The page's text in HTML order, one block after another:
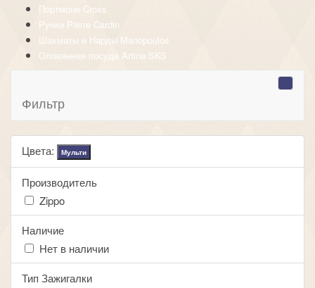
Портмоне Cross
Ручки Pierre Cardin
Шахматы и Нарды Manopoulos
Оловянная посуда Artina SKS
Фильтр
Цвета: Мульти
Производитель
Zippo
Наличие
Нет в наличии
Тип Зажигалки